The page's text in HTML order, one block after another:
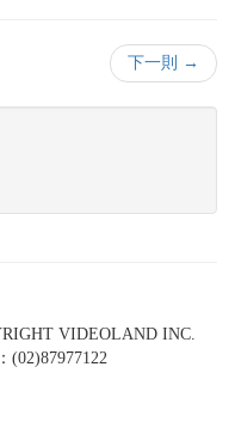
下一則 →
VIDEOLAND INC.